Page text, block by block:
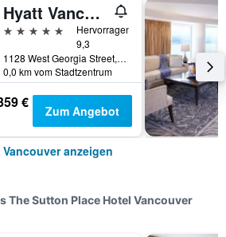
Hyatt Vancouver Downtown Alberni
5 Sterne
Hervorragend
9,3
1128 West Georgia Street, Vancouver, BC, Kanada
0,0 km vom Stadtzentrum
€ Zum Angebot
anzeigen
The Sutton Place Hotel Vancouver